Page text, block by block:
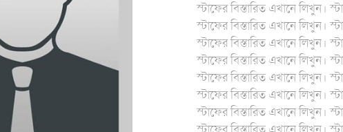
স্টাফের বিস্তারিত এখানে লিখুন।
স্টাফের বিস্তারিত এখানে লিখুন।
স্টাফের বিস্তারিত এখানে লিখুন।
স্টাফের বিস্তারিত এখানে লিখুন।
স্টাফের বিস্তারিত এখানে লিখুন।
স্টাফের বিস্তারিত এখানে লিখুন।
স্টাফের বিস্তারিত এখানে লিখুন।